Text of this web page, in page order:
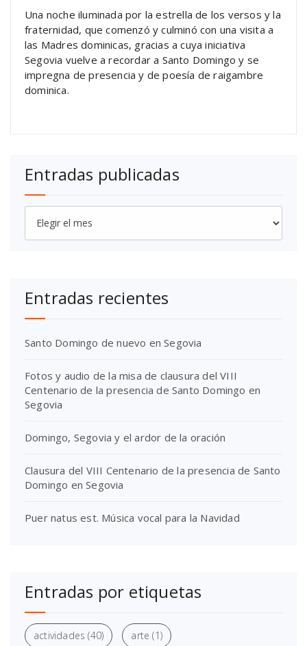
Una noche iluminada por la estrella de los versos y la
fraternidad, que comenzó y culminó con una visita a
las Madres dominicas, gracias a cuya iniciativa
Segovia vuelve a recordar a Santo Domingo y se
impregna de presencia y de poesía de raigambre
dominica.
Entradas publicadas
Entradas
publicadas
Entradas recientes
Santo Domingo de nuevo en Segovia
Fotos y audio de la misa de clausura del VIII
Centenario de la presencia de Santo Domingo en
Segovia
Domingo, Segovia y el ardor de la oración
Clausura del VIII Centenario de la presencia de Santo
Domingo en Segovia
Puer natus est. Música vocal para la Navidad
Entradas por etiquetas
actividades (40) arte (1)